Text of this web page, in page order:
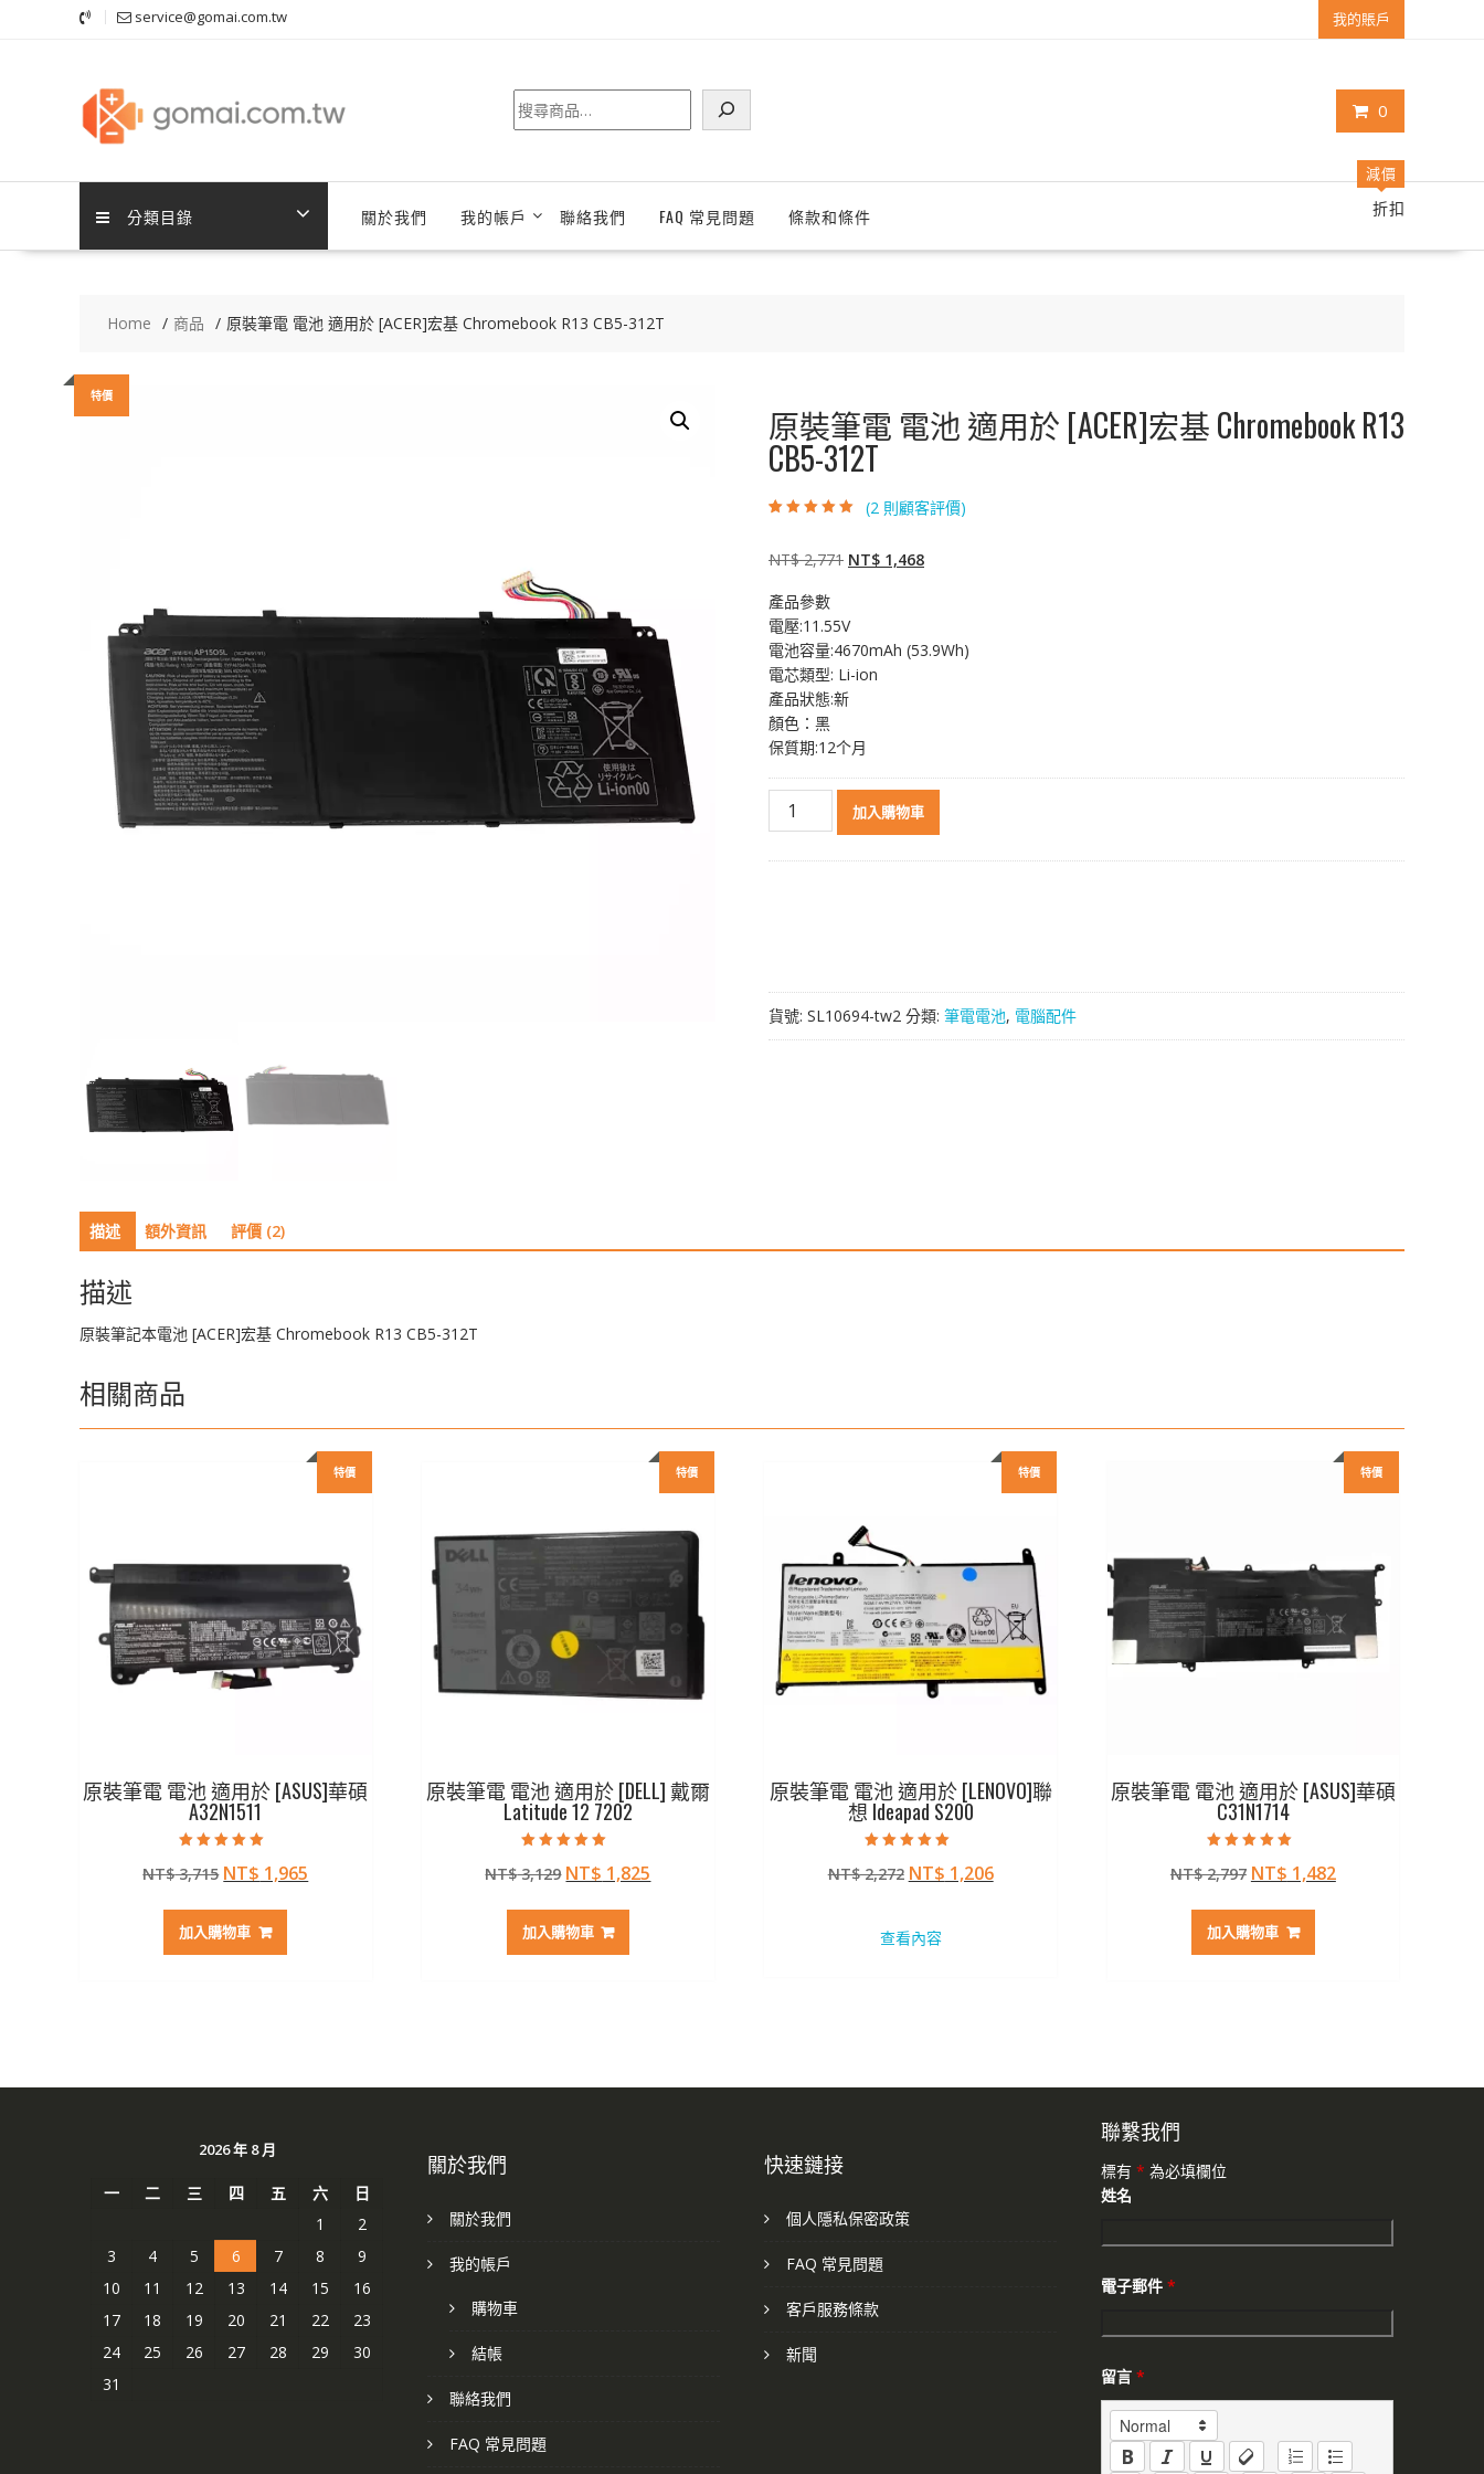
service@gomai.com.tw 我的賬戶
0
搜
尋
分類目錄 關於我們 我的帳戶 聯絡我們 FAQ 常見問題 條款和條件
減價
折扣
Home 商品 原裝筆電 電池 適用於 [ACER]宏基 Chromebook R13 CB5-312T
特價
原裝筆電 電池 適用於 [ACER]宏基 Chromebook R13
CB5-312T
行評分
(2 則顧客評價)
NT$2,771 原
格：
NT$ 2,771。
NT$ 1,468目
NT$ 1,468。
產品參數
電壓:11.55V
電池容量:4670mAh (53.9Wh)
電芯類型: Li-ion
產品狀態:新
顏色：黑
保質期:12个月
於
[ACER]
宏
加入購物車
貨號: SL10694-tw2 分類: 筆電電池, 電腦配件
描述 額外資訊 評價 (2)
描述
原裝筆記本電池 [ACER]宏基 Chromebook R13 CB5-312T
相關商品
特價
原裝筆電 電池 適用於 [ASUS]華碩
A32N1511
5.00
滿分 5
NT$3,715 原
價
格：
NT$ 1,965
加入購物車
特價
原裝筆電 電池 適用於 [DELL] 戴爾
Latitude 12 7202
5.00
滿分 5
NT$3,129 原
價
格：
NT$ 1,825
加入購物車
特價
原裝筆電 電池 適用於 [LENOVO]聯
想 Ideapad S200
5.00
滿分 5
NT$2,272 原
格：
NT$ 1,206目
查看內容
特價
原裝筆電 電池 適用於 [ASUS]華碩
C31N1714
5.00
滿分 5
NT$2,797 原
價
格：
NT$ 1,482目
加入購物車
2026 年 8 月
一 二 三 四 五 六
日
1
2
3
4 5 6 7 8
9
10
11 12 13 14 15
16
17
18 19 20 21 22
23
24
25 26 27 28 29
30
31
關於我們
關於我們
我的帳戶
購物車
結帳
聯絡我們
FAQ 常見問題
快速鏈接
個人隱私保密政策
FAQ 常見問題
客戶服務條款
新聞
聯繫我們
標有 * 為必填欄位
姓名
電子郵件 *
留言 *